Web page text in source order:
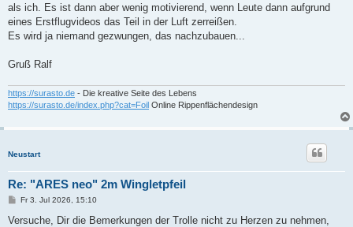
als ich. Es ist dann aber wenig motivierend, wenn Leute dann aufgrund
eines Erstflugvideos das Teil in der Luft zerreißen.
Es wird ja niemand gezwungen, das nachzubauen...
Gruß Ralf
https://surasto.de - Die kreative Seite des Lebens
https://surasto.de/index.php?cat=Foil Online Rippenflächendesign
Neustart
Re: "ARES neo" 2m Wingletpfeil
B
i
Fr 3. Jul 2026, 15:10
Versuche, Dir die Bemerkungen der Trolle nicht zu Herzen zu nehmen,